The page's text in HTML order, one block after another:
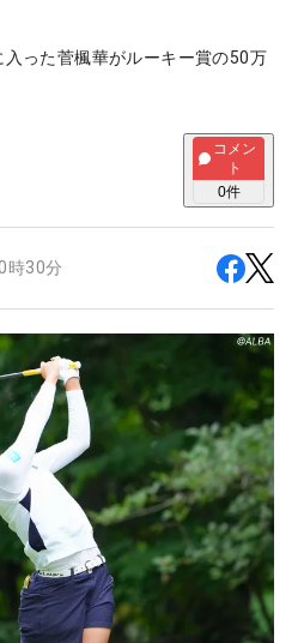
入った菅楓華がルーキー賞の50万
コメン
ト
0件
時30分